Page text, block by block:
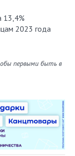
13,4%
2023 года
первыми быть в